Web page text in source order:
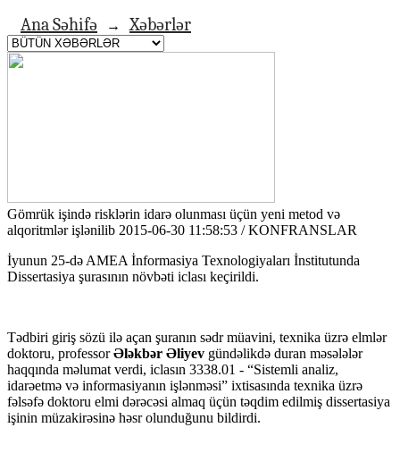
Ana Səhifə → Xəbərlər
Gömrük işində risklərin idarə olunması üçün yeni metod və
alqoritmlər işlənilib 2015-06-30 11:58:53 / KONFRANSLAR
İyunun 25-də AMEA İnformasiya Texnologiyaları İnstitutunda
Dissertasiya şurasının növbəti iclası keçirildi.
Tədbiri giriş sözü ilə açan şuranın sədr müavini, texnika üzrə elmlər
doktoru, professorƏləkbər Əliyev gündəlikdə duran məsələlər
haqqında məlumat verdi, iclasın 3338.01 - “Sistemli analiz,
idarəetmə və informasiyanın işlənməsi” ixtisasında texnika üzrə
fəlsəfə doktoru elmi dərəcəsi almaq üçün təqdim edilmiş dissertasiya
işinin müzakirəsinə həsr olunduğunu bildirdi.